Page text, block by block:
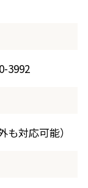
3992
も対応可能）